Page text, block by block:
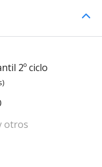
2º ciclo
otros